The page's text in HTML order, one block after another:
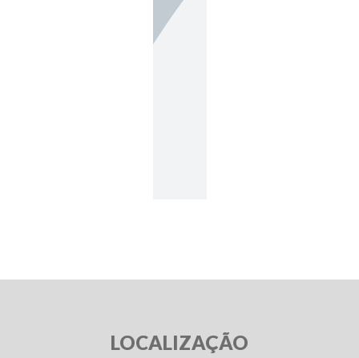
LOCALIZAÇÃO